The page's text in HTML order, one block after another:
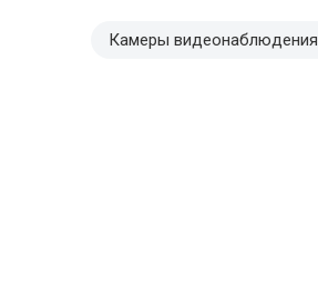
Камеры видеонаблюдения